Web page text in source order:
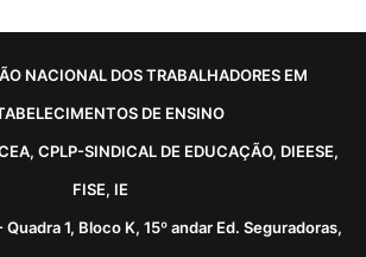
NACIONAL DOS TRABALHADORES EM
DE ENSINO
CPLP-SINDICAL DE EDUCAÇÃO, DIEESE,
FISE, IE
1, Bloco K, 15º andar Ed. Seguradoras,